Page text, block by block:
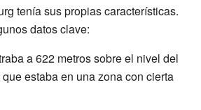
tenía sus propias características.
datos clave:
a 622 metros sobre el nivel del
estaba en una zona con cierta